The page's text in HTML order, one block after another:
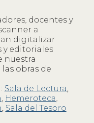
docentes y
a
digitalizar
y editoriales
nuestra
obras de
Sala de Lectura
Hemeroteca
Sala del Tesoro